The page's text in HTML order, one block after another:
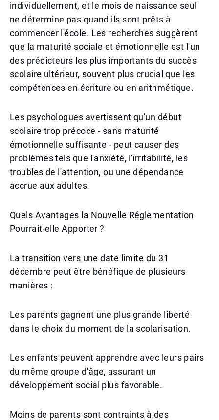
individuellement, et le mois de naissance seul
ne détermine pas quand ils sont prêts à
commencer l'école. Les recherches suggèrent
que la maturité sociale et émotionnelle est l'un
des prédicteurs les plus importants du succès
scolaire ultérieur, souvent plus crucial que les
compétences en écriture ou en arithmétique.
Les psychologues avertissent qu'un début
scolaire trop précoce - sans maturité
émotionnelle suffisante - peut causer des
problèmes tels que l'anxiété, l'irritabilité, les
troubles de l'attention, ou une dépendance
accrue aux adultes.
Quels Avantages la Nouvelle Réglementation
Pourrait-elle Apporter ?
La transition vers une date limite du 31
décembre peut être bénéfique de plusieurs
manières :
Les parents gagnent une plus grande liberté
dans le choix du moment de la scolarisation.
Les enfants peuvent apprendre avec leurs pairs
du même groupe d'âge, assurant un
développement social plus favorable.
Moins de parents sont contraints à des